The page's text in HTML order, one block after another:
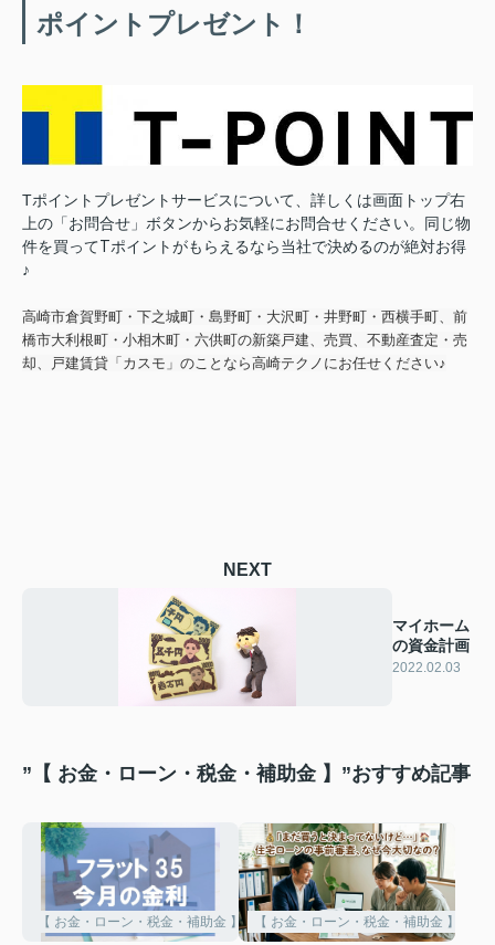
ポイントプレゼント！
Tポイントプレゼントサービスについて、詳しくは画面トップ右
上の「お問合せ」ボタンからお気軽にお問合せください。 同じ物
件を買ってTポイントがもらえるなら当社で決めるのが絶対お得
♪
高崎市倉賀野町・下之城町・島野町・大沢町・井野町・西横手町、前
橋市大利根町・小相木町・六供町の新築戸建、売買、不動産査定・売
却、戸建賃貸「カスモ」のことなら高崎テクノにお任せください♪
NEXT
マイホーム
の資金計画
2022.02.03
”【 お金・ローン・税金・補助金 】”おすすめ記事
【 お金・ローン・税金・補助金 】 【 お金・ローン・税金・補助金 】